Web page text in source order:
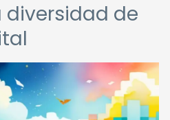
diversidad de